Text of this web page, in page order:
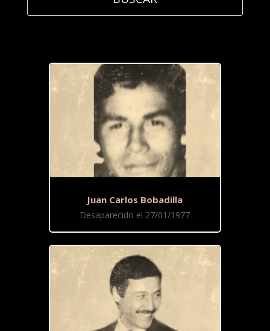
Juan Carlos Bobadilla
Desaparecido el 27/01/1977